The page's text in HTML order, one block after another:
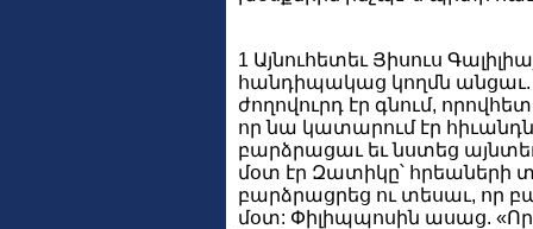
1 Այնուհետեւ Յիսուս
հանդիպակաց կողմն անցաւ.
ժողովուրդ էր գնում,
որ նա կատարում էր
բարձրացաւ եւ նստեց
մօտ էր Զատիկը՝ հրեաների
բարձրացրեց ու տեսաւ, որ
մօտ: Փիլիպպոսին ասաց.